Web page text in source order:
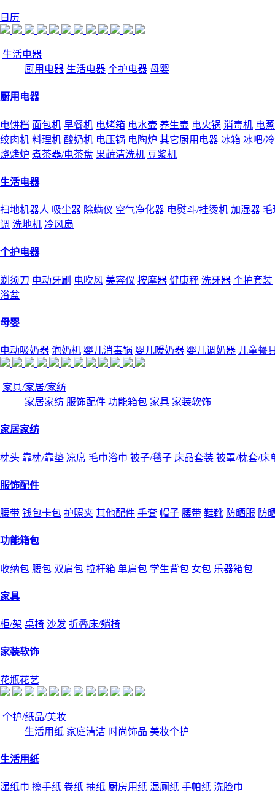
日历
生活电器
厨用电器 生活电器 个护电器 母婴
厨用电器
电饼档 面包机 早餐机 电烤箱 电水壶 养生壶 电火锅 消毒机 电
绞肉机 料理机 酸奶机 电压锅 电陶炉 其它厨用电器 冰箱 冰吧/
烧烤炉 煮茶器/电茶盘 果蔬清洗机 豆浆机
生活电器
扫地机器人 吸尘器 除螨仪 空气净化器 电熨斗/挂烫机 加湿器 毛
调 洗地机 冷风扇
个护电器
剃须刀 电动牙刷 电吹风 美容仪 按摩器 健康秤 洗牙器 个护套装
浴盆
母婴
电动吸奶器 泡奶机 婴儿消毒锅 婴儿暖奶器 婴儿调奶器 儿童餐
家具/家居/家纺
家居家纺 服饰配件 功能箱包 家具 家装软饰
家居家纺
枕头 靠枕/靠垫 凉席 毛巾浴巾 被子/毯子 床品套装 被罩/枕套/床
服饰配件
腰带 钱包卡包 护照夹 其他配件 手套 帽子 腰带 鞋靴 防晒服 防
功能箱包
收纳包 腰包 双肩包 拉杆箱 单肩包 学生背包 女包 乐器箱包
家具
柜/架 桌椅 沙发 折叠床/躺椅
家装软饰
花瓶花艺
个护/纸品/美妆
生活用纸 家庭清洁 时尚饰品 美妆个护
生活用纸
湿纸巾 擦手纸 卷纸 抽纸 厨房用纸 湿厕纸 手帕纸 洗脸巾